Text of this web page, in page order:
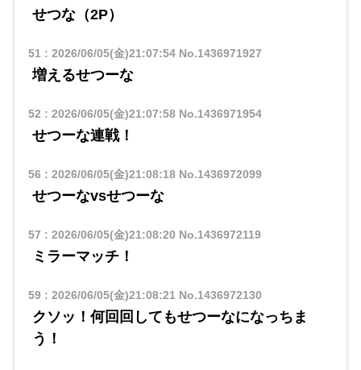
せつな（2P）
51 : 2026/06/05(金)21:07:54No.1436971927
増えるせつーな
52 : 2026/06/05(金)21:07:58No.1436971954
せつーな連戦！
56 : 2026/06/05(金)21:08:18No.1436972099
せつーなvsせつーな
57 : 2026/06/05(金)21:08:20 No.1436972119
ミラーマッチ！
59: 2026/06/05(金)21:08:21 No.1436972130
クソッ！何回回してもせつーなになっちま
う！